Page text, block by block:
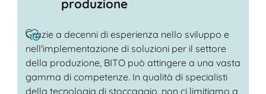
produzione
Grazie a decenni di esperienza nello sviluppo e
nell'implementazione di soluzioni per il settore
della produzione, BITO può attingere a una vasta
gamma di competenze. In qualità di specialisti
della tecnologia di stoccaggio, non ci limitiamo a